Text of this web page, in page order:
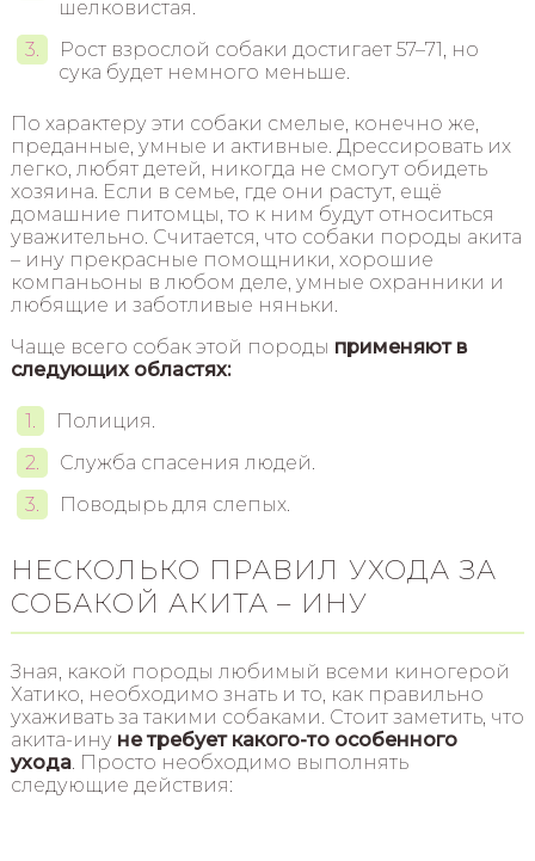
шелковистая.
Рост взрослой собаки достигает 57–71, но
сука будет немного меньше.
По характеру эти собаки смелые, конечно же,
преданные, умные и активные. Дрессировать их
легко, любят детей, никогда не смогут обидеть
хозяина. Если в семье, где они растут, ещё
домашние питомцы, то к ним будут относиться
уважительно. Считается, что собаки породы акита
– ину прекрасные помощники, хорошие
компаньоны в любом деле, умные охранники и
любящие и заботливые няньки.
Чаще всего собак этой породы применяют в
следующих областях:
Полиция.
Служба спасения людей.
Поводырь для слепых.
НЕСКОЛЬКО ПРАВИЛ УХОДА ЗА
СОБАКОЙ АКИТА – ИНУ
Зная, какой породы любимый всеми киногерой
Хатико, необходимо знать и то, как правильно
ухаживать за такими собаками. Стоит заметить, что
акита-ину не требует какого-то особенного
ухода. Просто необходимо выполнять
следующие действия: